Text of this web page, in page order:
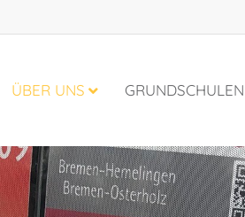
ÜBER UNS GRUNDSCHULEN